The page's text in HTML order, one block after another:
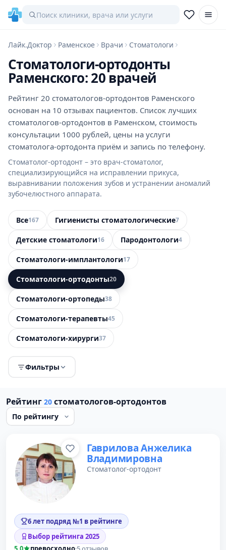
Лайк.Доктор Раменское Врачи Стоматологи
Стоматологи-ортодонты
Раменского: 20 врачей
Рейтинг 20 стоматологов-ортодонтов Раменского
основан на 10 отзывах пациентов. Список лучших
стоматологов-ортодонтов в Раменском, стоимость
консультации 1000 рублей, цены на услуги
стоматолога-ортодонта приём и запись по телефону.
Стоматолог-ортодонт – это врач-стоматолог,
специализирующийся на исправлении прикуса,
выравнивании положения зубов и устранении аномалий
зубочелюстного аппарата.
Все167 Гигиенисты стоматологические7
Детские стоматологи16 Пародонтологи4
Стоматологи-имплантологи17
Стоматологи-ортодонты20
Стоматологи-ортопеды38
Стоматологи-терапевты45
Стоматологи-хирурги37
Фильтры
Рейтинг 20 стоматологов-ортодонтов
Гаврилова Анжелика
Владимировна
Стоматолог-ортодонт
6 лет подряд №1 в рейтинге
Выбор рейтинга 2025